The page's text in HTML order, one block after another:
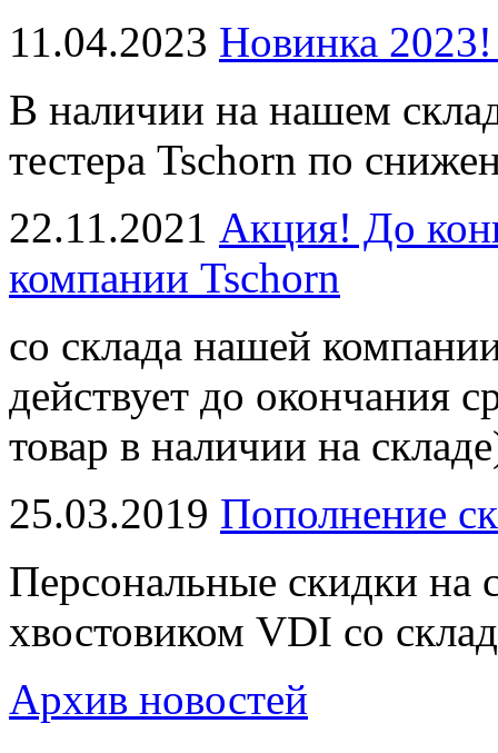
11.04.2023 Новинка
В наличии на нашем
тестера Tschorn по
22.11.2021 Акция! До
компании Tschorn
со склада нашей
действует до окончания
товар в наличии на
25.03.2019 Пополнение
Персональные скидки на
хвостовиком VDI со
Архив новостей